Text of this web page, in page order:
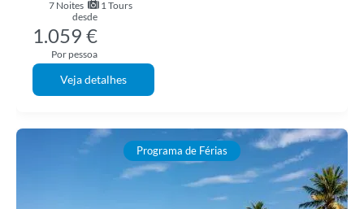
7 Noites
1 Tours
desde
1.059 €
Por pessoa
Veja detalhes
Programa de Férias